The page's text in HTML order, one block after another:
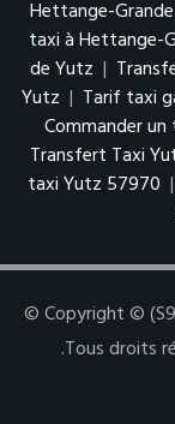
Hettange-
taxi à Hettange-
de Yutz |
Yutz | Tarif taxi
Commander
Transfert Taxi
taxi Yutz 57970 |
© Copyright ©
.Tous droits